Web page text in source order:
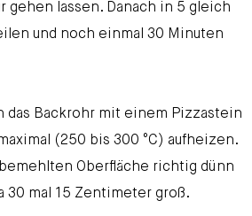
gehen lassen. Danach in 5 gleich
und noch einmal 30 Minuten
das Backrohr mit einem Pizzastein
(250 bis 300 °C) aufheizen.
bemehlten Oberfläche richtig dünn
30 mal 15 Zentimeter groß.